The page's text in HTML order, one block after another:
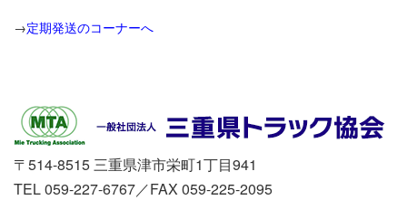
→定期発送のコーナーへ
〒514-8515 三重県津市栄町1丁目941
TEL 059-227-6767／FAX 059-225-2095